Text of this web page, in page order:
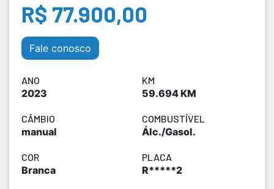
R$ 77.900,00
Fale conosco
ANO
2023
KM
59.694 KM
CÂMBIO
manual
COMBUSTÍVEL
Álc./Gasol.
COR
Branca
PLACA
R*****2